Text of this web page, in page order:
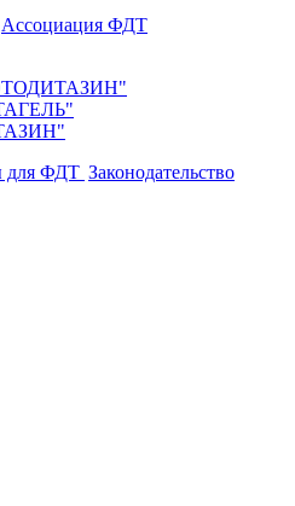
Ассоциация ФДТ
для ФДТ Законодательство